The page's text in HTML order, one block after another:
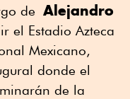
de Alejandro
el Estadio Azteca
Mexicano,
donde el
de la